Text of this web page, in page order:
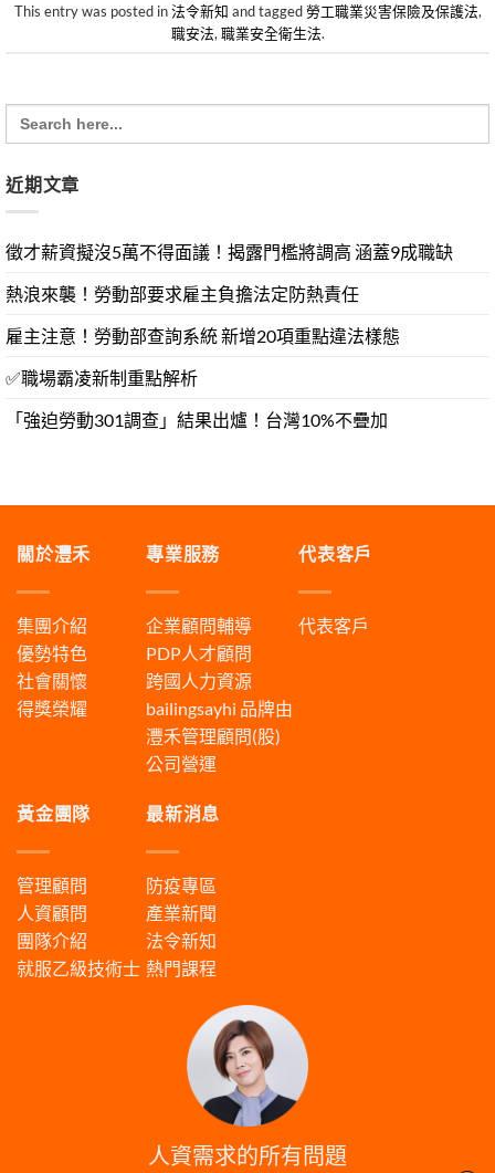
This entry was posted in法令新知 and tagged勞工職業災害保險及保護法,
職安法, 職業安全衛生法.
Search
for:
近期文章
徵才薪資擬沒5萬不得面議！揭露門檻將調高 涵蓋9成職缺
熱浪來襲！勞動部要求雇主負擔法定防熱責任
雇主注意！勞動部查詢系統 新增20項重點違法樣態
✅職場霸凌新制重點解析
「強迫勞動301調查」結果出爐！台灣10%不疊加
關於灃禾
集團介紹
優勢特色
社會關懷
得獎榮耀
專業服務
企業顧問輔導
PDP人才顧問
跨國人力資源
bailingsayhi 品牌由
灃禾管理顧問(股)
公司營運
代表客戶
代表客戶
黃金團隊
管理顧問
人資顧問
團隊介紹
就服乙級技術士
最新消息
防疫專區
產業新聞
法令新知
熱門課程
人資需求的所有問題